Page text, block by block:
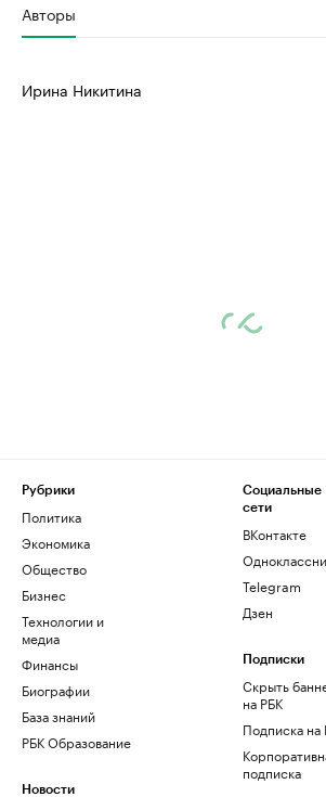
Авторы
Ирина Никитина
Рубрики
Политика
Экономика
Общество
Бизнес
Технологии и
медиа
Финансы
Биографии
База знаний
РБК Образование
Новости
Социальные
сети
ВКонтакте
Telegram
Дзен
Подписки
Скрыть
на РБК
Подписка на
подписка